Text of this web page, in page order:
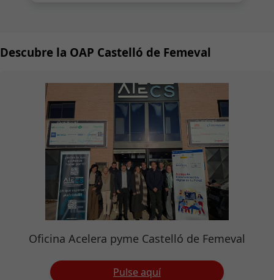
Descubre la OAP Castelló de Femeval
Oficina Acelera pyme Castelló de Femeval
Pulse aquí